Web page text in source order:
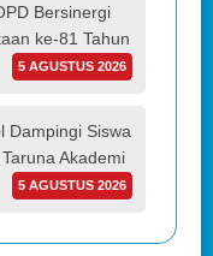
Bersinergi
ke-81 Tahun
5 AGUSTUS 2026
Dampingi Siswa
Akademi
5 AGUSTUS 2026